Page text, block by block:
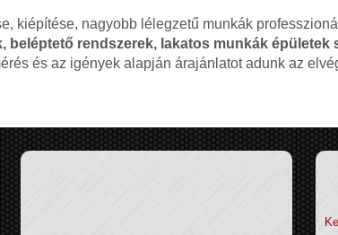
kiépítése, nagyobb lélegzetű munkák
beléptető rendszerek, lakatos munkák
és az igények alapján árajánlatot adunk az